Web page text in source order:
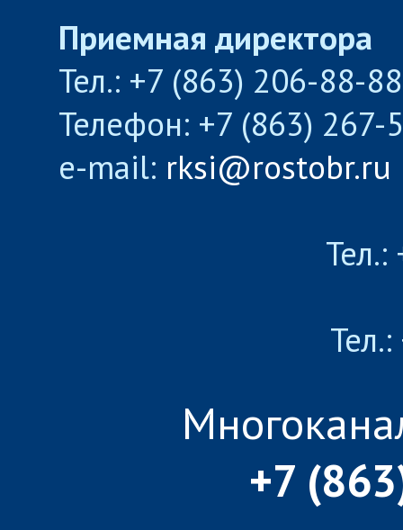
Приемная директора
Тел.: +7 (863) 206-88-
Телефон: +7 (863) 267-
e-mail: rksi@rostobr.ru
+7